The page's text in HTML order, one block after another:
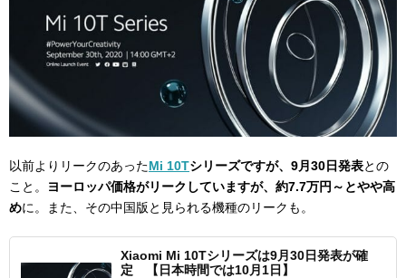
以前よりリークのあったMi 10Tシリーズですが、9月30日発表との
こと。
ヨーロッパ価格がリークしていますが、約7.7万円～とやや高
めに。また、その中国版と見られる機種のリークも。
Xiaomi Mi 10Tシリーズは9月30日発表が確
定 【日本時間では10月1日】